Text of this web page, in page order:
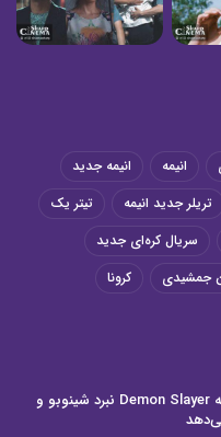
انیمه
انیمه جدید
تریلر جدید انیمه
تیتر یک
سریال کره‌ای جدید
جمشیدی کرونا
تریلر جدید انیمه Demon Slayer نبرد شینوبو و